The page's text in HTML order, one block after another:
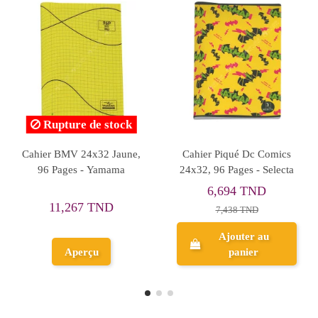
Cahier SYS 24x32, 96
Pages - KO
11,329 TND
Ajouter au
Cahier BMV 24x32
140 pages -
15,455 TND